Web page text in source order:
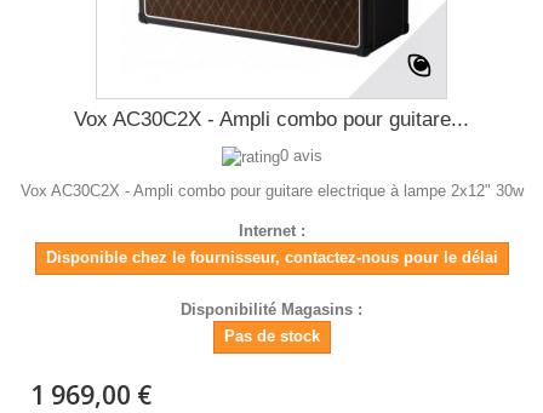
Vox AC30C2X - Ampli combo pour guitare...
0 avis
Vox AC30C2X - Ampli combo pour guitare electrique à lampe 2x12" 30w
Internet :
Disponible chez le fournisseur, contactez-nous pour le délai
Disponibilité Magasins :
Pas de stock
1 969,00 €